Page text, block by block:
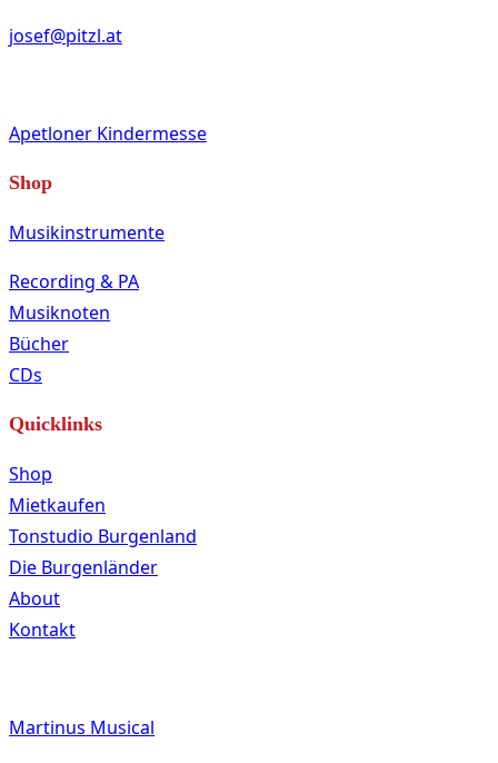
josef@pitzl.at
Apetloner Kindermesse
Shop
Musikinstrumente
Recording & PA
Musiknoten
Bücher
CDs
Quicklinks
Shop
Mietkaufen
Tonstudio Burgenland
Die Burgenländer
About
Kontakt
Martinus Musical